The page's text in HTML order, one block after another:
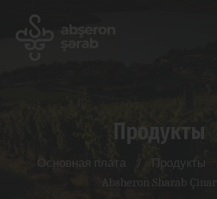
Продукты
Основная плата / Продукты
Absheron Sharab Çinar